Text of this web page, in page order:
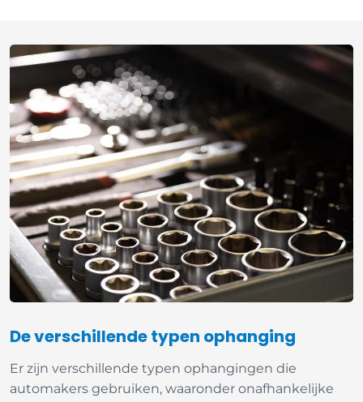
De verschillende typen ophanging
Er zijn verschillende typen ophangingen die
automakers gebruiken, waaronder onafhankelijke